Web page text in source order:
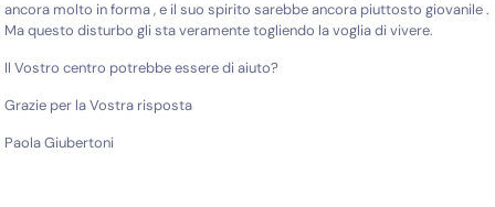
ancora molto in forma , e il suo spirito sarebbe ancora piuttosto giovanile .
Ma questo disturbo gli sta veramente togliendo la voglia di vivere.
Il Vostro centro potrebbe essere di aiuto?
Grazie per la Vostra risposta
Paola Giubertoni